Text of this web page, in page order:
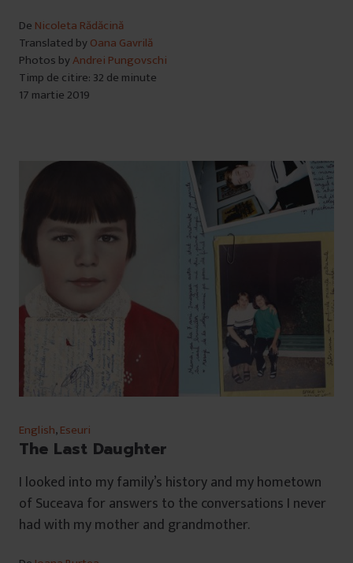
De Nicoleta Rădăcină
Translated byOana Gavrilă
Photos byAndrei Pungovschi
Timp de citire: 32 de minute
17 martie 2019
English,Eseuri
The Last Daughter
I looked into my family’s history and my hometown
of Suceava for answers to the conversations I never
had with my mother and grandmother.